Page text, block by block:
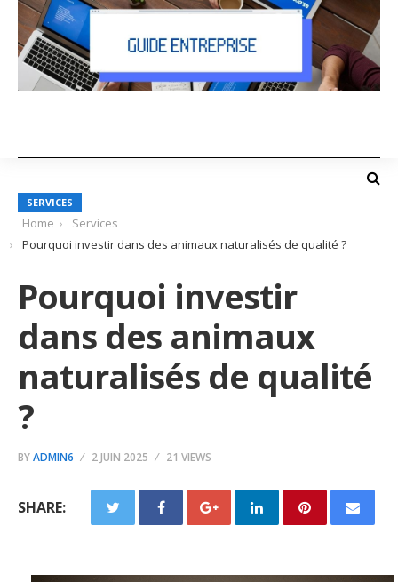
SERVICES
Home
Services
Pourquoi investir dans des animaux naturalisés de qualité ?
Pourquoi investir
dans des animaux
naturalisés de qualité
?
BYADMIN6 2 JUIN 2025 21 VIEWS
SHARE: